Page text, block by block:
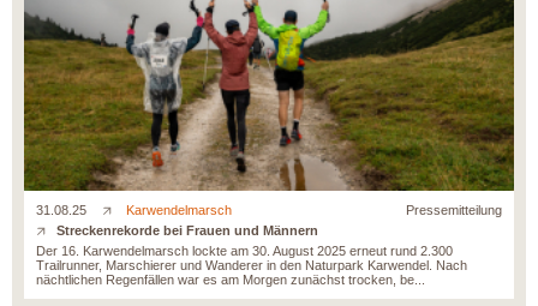
31.08.25 Karwendelmarsch
Pressemitteilung
Streckenrekorde bei Frauen und Männern
Der 16. Karwendelmarsch lockte am 30. August 2025 erneut rund 2.300
Trailrunner, Marschierer und Wanderer in den Naturpark Karwendel. Nach
nächtlichen Regenfällen war es am Morgen zunächst trocken, be...